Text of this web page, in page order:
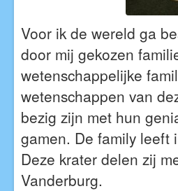
Voor ik de wereld ga
door mij gekozen
wetenschappelijke
wetenschappen van
bezig zijn met hun
gamen. De family leeft
Deze krater delen zij
Vanderburg.